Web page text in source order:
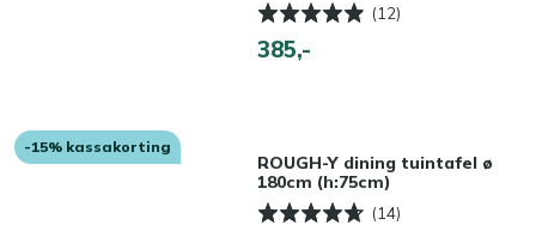
(12)
385,-
-15% kassakorting
ROUGH-Y dining tuintafel ø
180cm (h:75cm)
(14)